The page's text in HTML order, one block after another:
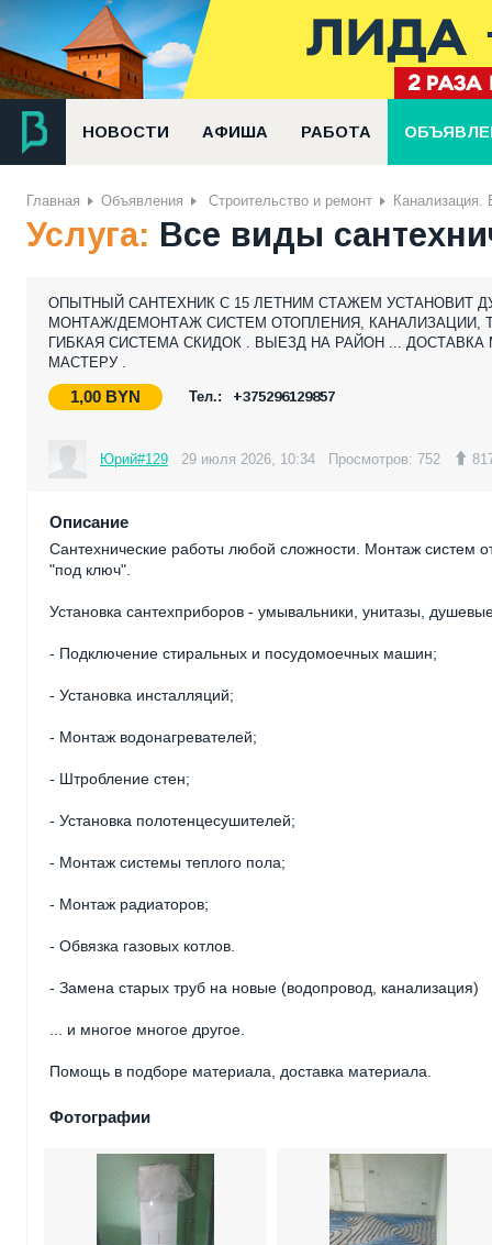
НОВОСТИ АФИША РАБОТА
Главная Объявления Строительство и ремонт Канализация.
Услуга: Все виды
ОПЫТНЫЙ САНТЕХНИК С 15 ЛЕТНИМ СТАЖЕМ УСТАНОВИТ
МОНТАЖ/ДЕМОНТАЖ СИСТЕМ ОТОПЛЕНИЯ, КАНАЛИЗАЦИИ,
ГИБКАЯ СИСТЕМА СКИДОК . ВЫЕЗД НА РАЙОН ...
МАСТЕРУ .
1,00 BYN Тел.: +375296129857
Юрий#129 29 июля 2026, 10:34 Просмотров: 752
Описание
Сантехнические работы любой сложности. Монтаж систем
"под ключ".
Установка сантехприборов - умывальники, унитазы,
- Подключение стиральных и посудомоечных машин;
- Установка инсталляций;
- Монтаж водонагревателей;
- Штробление стен;
- Установка полотенцесушителей;
- Монтаж системы теплого пола;
- Монтаж радиаторов;
- Обвязка газовых котлов.
- Замена старых труб на новые (водопровод, канализация)
... и многое многое другое.
Помощь в подборе материала, доставка материала.
Фотографии